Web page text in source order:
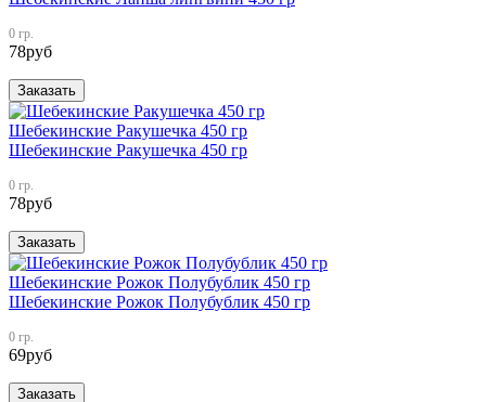
0 гр.
78руб
Заказать
Шебекинские Ракушечка 450 гр
Шебекинские Ракушечка 450 гр
0 гр.
78руб
Заказать
Шебекинские Рожок Полубублик 450 гр
Шебекинские Рожок Полубублик 450 гр
0 гр.
69руб
Заказать